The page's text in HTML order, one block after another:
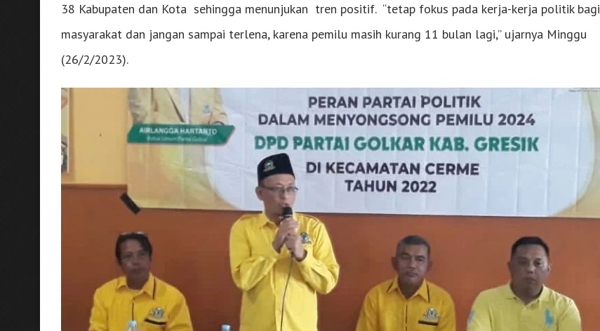
38 Kabupaten dan Kota sehingga menunjukan tren positif. “tetap fokus pada kerja-kerja politik bagi
masyarakat dan jangan sampai terlena, karena pemilu masih kurang 11 bulan lagi,” ujarnya Minggu
(26/2/2023).